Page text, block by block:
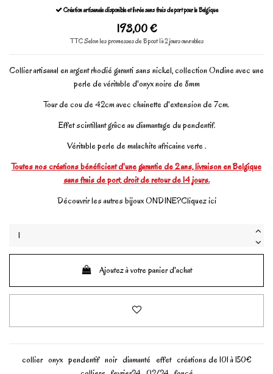
Création artisanale disponible et livrée sans frais de port pour la Belgique
193,00 €
TTCSelon les promesses de Bpost 1à 2 jours ouvrables
Collier artisanal en argent rhodié garanti sans nickel, collection Ondine avec une
perle de véritable d'onyx noire de 8mm
Tour de cou de 42cm avec chainette d'extension de 7cm.
Effet scintillant grâce au diamantage du pendentif.
Véritable perle de malachite africaine verte .
Toutes nos créations bénéficient d'une garantie de 2 ans, livraison en Belgique
sans frais de port, droit de retour de 14 jours.
Découvrir les autres bijoux ONDINE?Cliquez ici
Ajoutez à votre panier d'achat
collier onyx pendentif noir diamanté effet créations de 101 à 150€